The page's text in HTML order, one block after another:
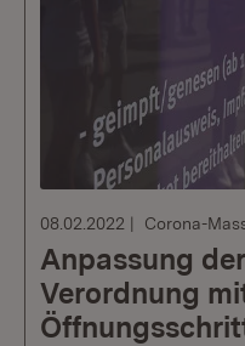
08.02.2022 Corona-
Anpassung
Verordnung